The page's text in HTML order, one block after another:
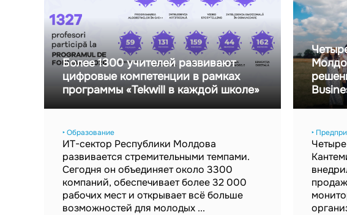
Более 1300 учителей развивают
цифровые компетенции в рамках
программы «Tekwill в каждой школе»
‣ Образование
ИТ-сектор Республики Молдова
развивается стремительными темпами.
Сегодня он объединяет около 3300
компаний, обеспечивает более 32 000
рабочих мест и открывает всё больше
возможностей для молодых ...
‣